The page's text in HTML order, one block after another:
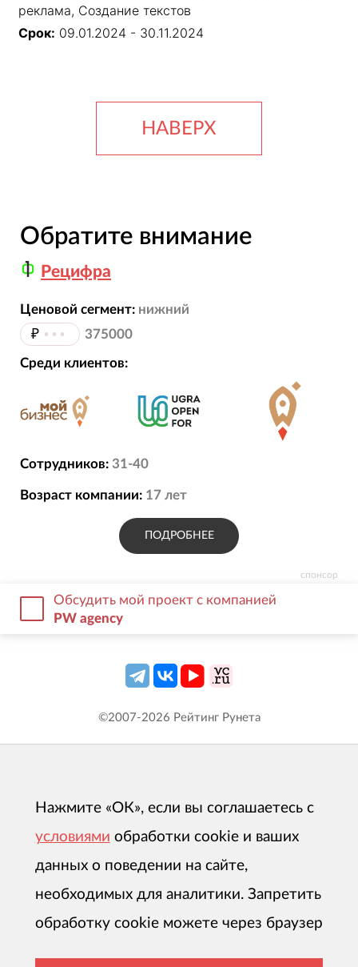
реклама, Создание текстов
Срок: 09.01.2024 - 30.11.2024
НАВЕРХ
спонсор
Обратите внимание
Рецифра
Ценовой сегмент: нижний
₽ ••• 375000
Среди клиентов:
Сотрудников: 31-40
Возраст компании: 17 лет
ПОДРОБНЕЕ
Обсудить мой проект с компанией
PW agency
©2007-2026 Рейтинг Рунета
Нажмите «ОК», если вы соглашаетесь с
условиями обработки cookie и ваших
данных о поведении на сайте,
необходимых для аналитики. Запретить
обработку cookie можете через браузер